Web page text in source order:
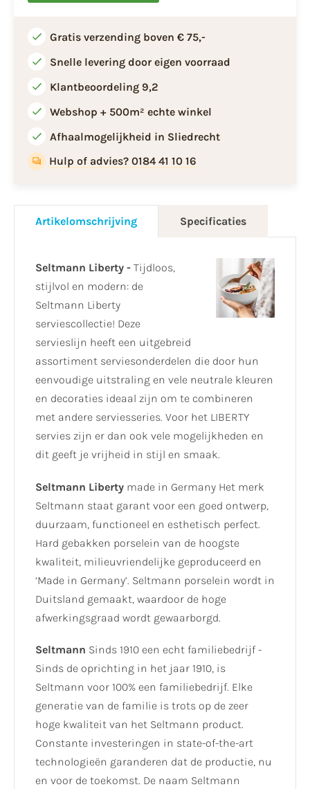
Gratis verzending boven € 75,-
Snelle levering door eigen voorraad
Klantbeoordeling 9,2
Webshop + 500m² echte winkel
Afhaalmogelijkheid in Sliedrecht
Hulp of advies? 0184 41 10 16
Artikelomschrijving Specificaties
Seltmann Liberty - Tijdloos,
stijlvol en modern: de
Seltmann Liberty
serviescollectie! Deze
servieslijn heeft een uitgebreid
assortiment serviesonderdelen die door hun
eenvoudige uitstraling en vele neutrale kleuren
en decoraties ideaal zijn om te combineren
met andere serviesseries. Voor het LIBERTY
servies zijn er dan ook vele mogelijkheden en
dit geeft je vrijheid in stijl en smaak.
Seltmann Liberty made in Germany Het merk
Seltmann staat garant voor een goed ontwerp,
duurzaam, functioneel en esthetisch perfect.
Hard gebakken porselein van de hoogste
kwaliteit, milieuvriendelijke geproduceerd en
‘Made in Germany’. Seltmann porselein wordt in
Duitsland gemaakt, waardoor de hoge
afwerkingsgraad wordt gewaarborgd.
Seltmann Sinds 1910 een echt familiebedrijf -
Sinds de oprichting in het jaar 1910, is
Seltmann voor 100% een familiebedrijf. Elke
generatie van de familie is trots op de zeer
hoge kwaliteit van het Seltmann product.
Constante investeringen in state-of-the-art
technologieën garanderen dat de productie, nu
en voor de toekomst. De naam Seltmann